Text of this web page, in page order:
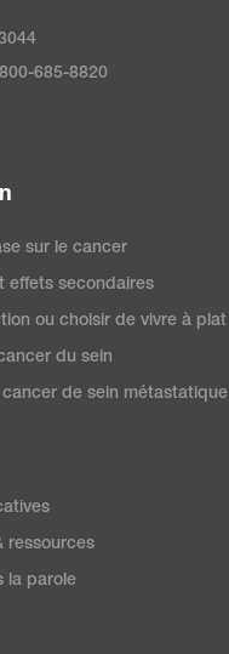
685-8820
sur le cancer
effets secondaires
ou choisir de vivre à plat
du sein
cancer de sein métastatique
ressources
la parole